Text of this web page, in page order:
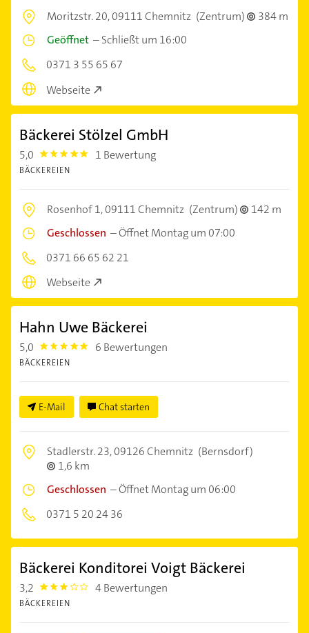
Moritzstr. 20,09111 Chemnitz (Zentrum)
384 m
Geöffnet –Schließt um 16:00
0371 3 55 65 67
Webseite
Bäckerei Stölzel GmbH
5,0 5.0 1 Bewertung
BÄCKEREIEN
Rosenhof 1,09111 Chemnitz (Zentrum)
142 m
Geschlossen –Öffnet Montag um 07:00
0371 66 65 62 21
Webseite
Hahn Uwe Bäckerei
5,0 5.0 6 Bewertungen
BÄCKEREIEN
E-Mail Chat starten
Stadlerstr. 23,09126 Chemnitz (Bernsdorf)
1,6 km
Geschlossen –Öffnet Montag um 06:00
0371 5 20 24 36
Bäckerei Konditorei Voigt Bäckerei
3,2 3.2 4 Bewertungen
BÄCKEREIEN